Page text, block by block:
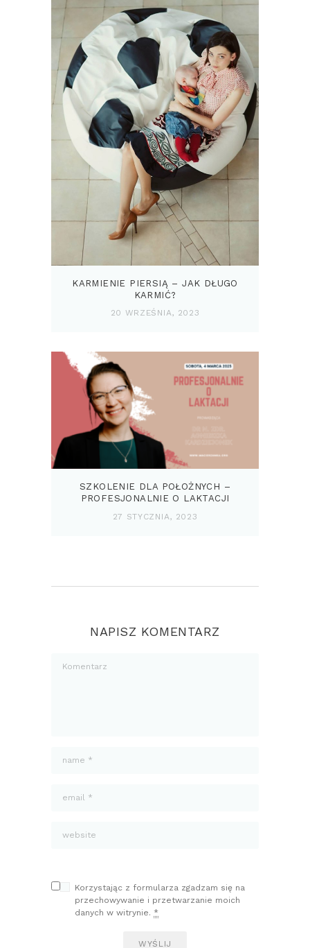
KARMIENIE PIERSIĄ – JAK DŁUGO
KARMIĆ?
20 WRZEŚNIA, 2023
SZKOLENIE DLA POŁOŻNYCH –
PROFESJONALNIE O LAKTACJI
27 STYCZNIA, 2023
NAPISZ KOMENTARZ
Korzystając z formularza zgadzam się na
przechowywanie i przetwarzanie moich
danych w witrynie. *